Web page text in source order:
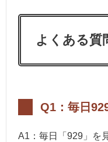
よくある質
Q1：毎日
A1：毎日「929」を